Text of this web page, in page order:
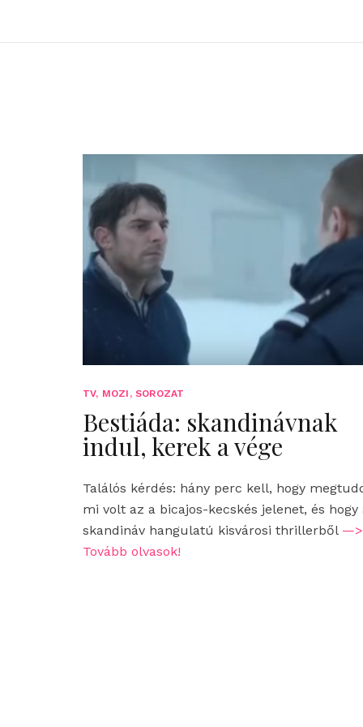
TV, MOZI, SOROZAT
Bestiáda: skandinávnak
indul, kerek a vége
Találós kérdés: hány perc kell, hogy
mi volt az a bicajos-kecskés jelenet, és hogy
skandináv hangulatú kisvárosi thrillerből —>
Tovább olvasok!